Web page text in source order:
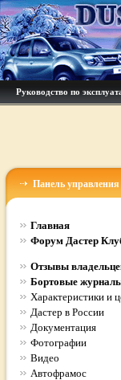
Руководство по
Панель управления
Главная
Форум Дастер
Отзывы
Бортовые
Характеристики и
Дастер в России
Документация
Фотографии
Видео
Автофрамос